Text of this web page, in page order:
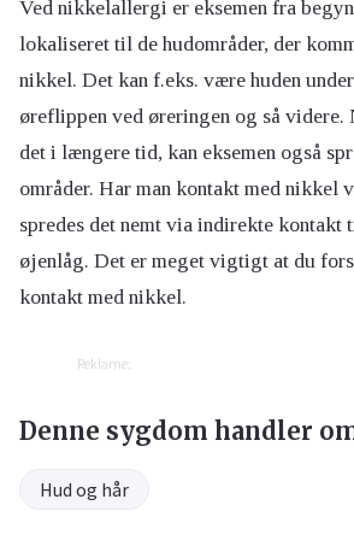
Ved nikkelallergi er eksemen fra
lokaliseret til de hudområder, der
nikkel. Det kan f.eks. være huden
øreflippen ved øreringen og så videre.
det i længere tid, kan eksemen også
områder. Har man kontakt med nikkel
spredes det nemt via indirekte kontakt
øjenlåg. Det er meget vigtigt at du
kontakt med nikkel.
Reklame:
Denne sygdom handler
Hud og hår